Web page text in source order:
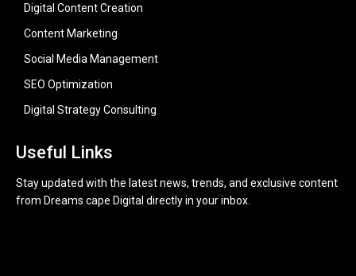
Digital Content Creation
Content Marketing
Social Media Management
SEO Optimization
Digital Strategy Consulting
Useful Links
Stay updated with the latest news, trends, and exclusive content
from Dreams cape Digital directly in your inbox.